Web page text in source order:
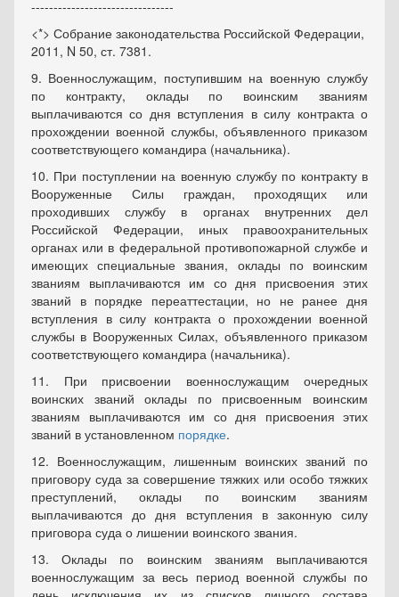
--------------------------------
<*> Собрание законодательства Российской Федерации,
2011, N 50, ст. 7381.
9. Военнослужащим, поступившим на военную службу
по контракту, оклады по воинским званиям
выплачиваются со дня вступления в силу контракта о
прохождении военной службы, объявленного приказом
соответствующего командира (начальника).
10. При поступлении на военную службу по контракту в
Вооруженные Силы граждан, проходящих или
проходивших службу в органах внутренних дел
Российской Федерации, иных правоохранительных
органах или в федеральной противопожарной службе и
имеющих специальные звания, оклады по воинским
званиям выплачиваются им со дня присвоения этих
званий в порядке переаттестации, но не ранее дня
вступления в силу контракта о прохождении военной
службы в Вооруженных Силах, объявленного приказом
соответствующего командира (начальника).
11. При присвоении военнослужащим очередных
воинских званий оклады по присвоенным воинским
званиям выплачиваются им со дня присвоения этих
званий в установленном порядке.
12. Военнослужащим, лишенным воинских званий по
приговору суда за совершение тяжких или особо тяжких
преступлений, оклады по воинским званиям
выплачиваются до дня вступления в законную силу
приговора суда о лишении воинского звания.
13. Оклады по воинским званиям выплачиваются
военнослужащим за весь период военной службы по